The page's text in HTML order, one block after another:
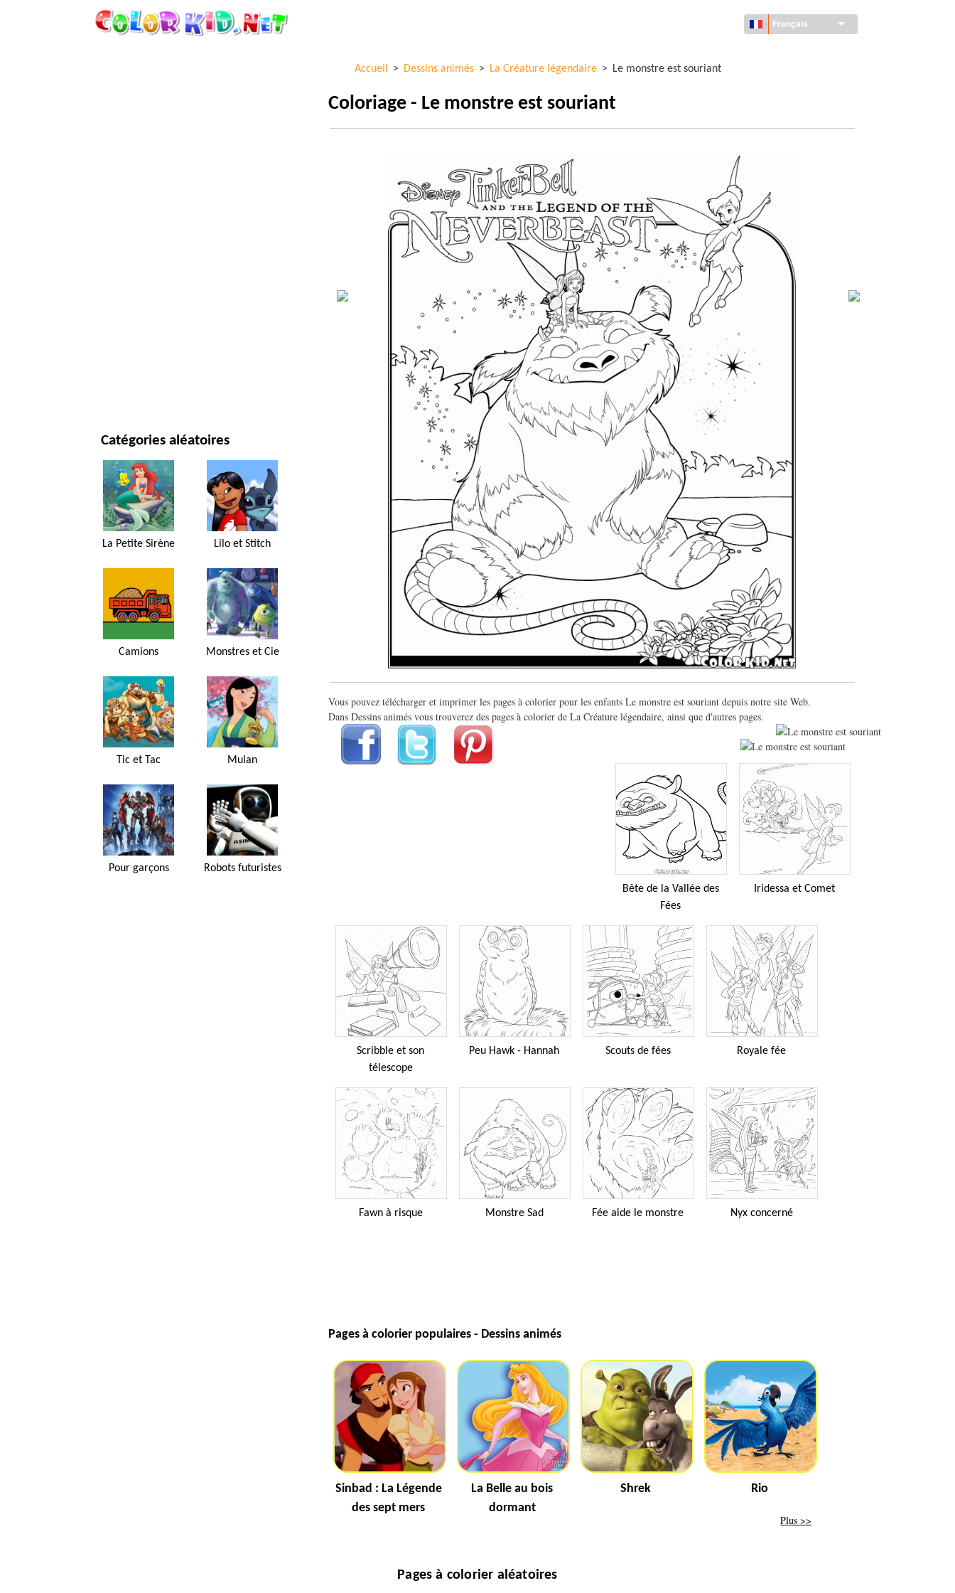
Français
Catégories aléatoires
La Petite Sirène Lilo et Stitch
Camions Monstres et Cie
Tic et Tac Mulan
Pour garçons Robots futuristes
Accueil > Dessins animés > La Créature légendaire > Le monstre est souriant
Coloriage - Le monstre est souriant
Vous pouvez télécharger et imprimer les pages à colorier pour les enfants Le monstre est souriant depuis notre site Web.
Dans Dessins animés vous trouverez des pages à colorier de La Créature légendaire, ainsi que d'autres pages.
Bête de la Vallée des
Fées
Iridessa et Comet
Scribble et son
télescope
Peu Hawk - Hannah Scouts de fées Royale fée
Fawn à risque Monstre Sad Fée aide le monstre Nyx concerné
Pages à colorier populaires - Dessins animés
Sinbad : La Légende
des sept mers
La Belle au bois
dormant
Shrek Rio
Plus >>
Pages à colorier aléatoires